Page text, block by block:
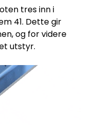
tres inn i
41. Dette gir
og for videre
utstyr.